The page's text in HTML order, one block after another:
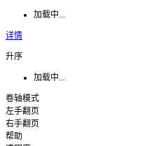
加载中...
详情
升序
加载中...
卷轴模式
左手翻页
右手翻页
帮助